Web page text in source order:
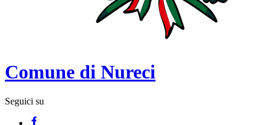
Comune di Nureci
Seguici su